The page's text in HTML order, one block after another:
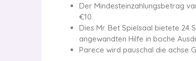
Der Mindesteinzahlungsbetrag
€10.
Dies Mr. Bet Spielsaal bietete 24
angewandten Hilfe in boche
Parece wird pauschal die achse